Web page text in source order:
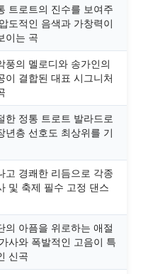
트로트의 진수를 보여주
도적인 음색과 가창력이
이는 곡
풍의 멜로디와 송가인의
이 결합된 대표 시그니처
한 정통 트로트 발라드로
년층 선호도 최상위를 기
고 경쾌한 리듬으로 각종
및 축제 필수 고정 댄스
의 아픔을 위로하는 애절
사와 폭발적인 고음이 특
신곡